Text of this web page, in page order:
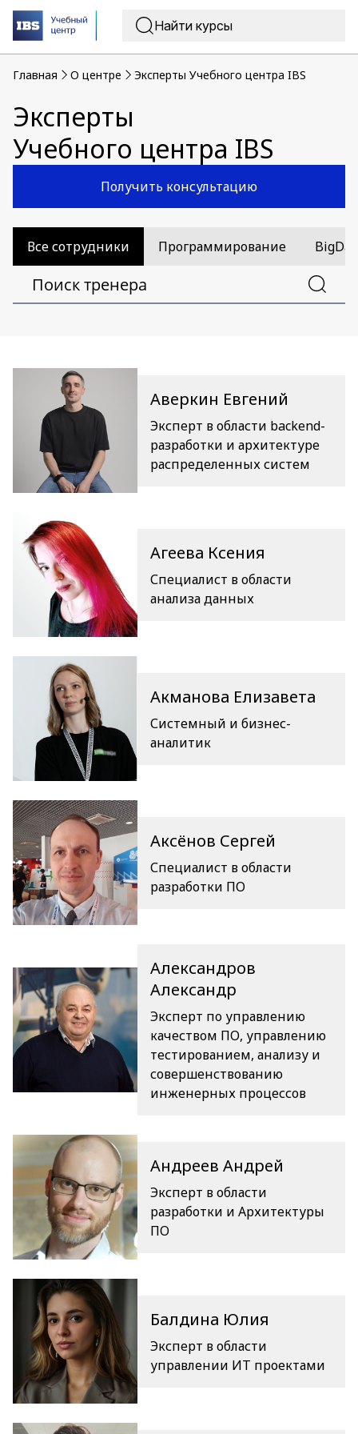
Главная O центре Эксперты Учебного центра IBS
Эксперты
Учебного центра IBS
Получить консультацию
Все сотрудники Программирование
Аверкин Евгений
Эксперт в области backend-
разработки и архитектуре
распределенных систем
Агеева Ксения
Специалист в области
анализа данных
Акманова Елизавета
Системный и бизнес-
аналитик
Аксёнов Сергей
Специалист в области
разработки ПО
Александров
Александр
Эксперт по управлению
качеством ПО, управлению
тестированием, анализу и
совершенствованию
инженерных процессов
Андреев Андрей
Эксперт в области
разработки и Архитектуры
ПО
Балдина Юлия
Эксперт в области
управлении ИТ проектами